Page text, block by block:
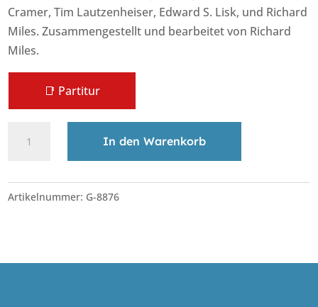
Cramer, Tim Lautzenheiser, Edward S. Lisk, und Richard
Miles. Zusammengestellt und bearbeitet von Richard
Miles.
📑 Partitur
Music
Performance
Vol.
In den Warenkorb
t
Artikelnummer: G-8876